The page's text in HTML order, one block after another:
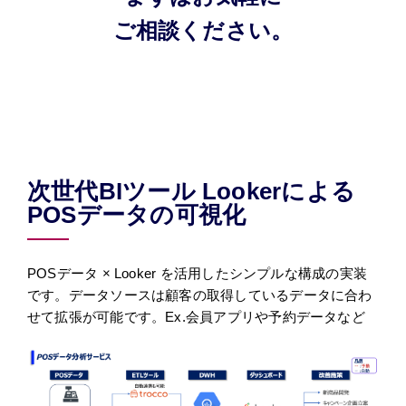
ご相談ください。
次世代BIツール Lookerによる
POSデータの可視化
POSデータ × Looker を活用したシンプルな構成の実装
です。データソースは顧客の取得しているデータに合わ
せて拡張が可能です。Ex.会員アプリや予約データなど